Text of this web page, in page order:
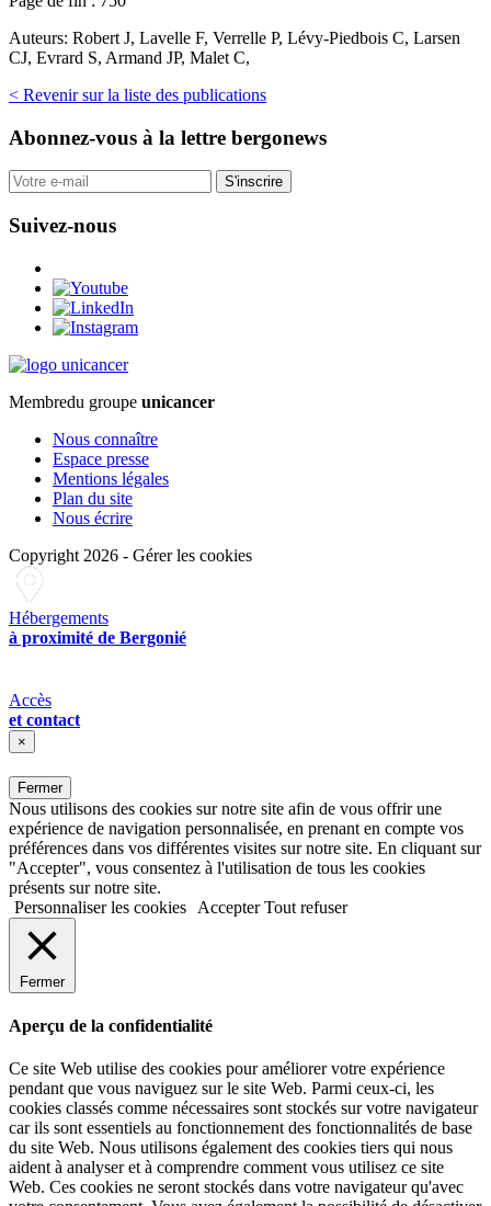
Auteurs: Robert J, Lavelle F, Verrelle P, Lévy-Piedbois C, Larsen
CJ, Evrard S, Armand JP, Malet C,
< Revenir sur la liste des publications
Abonnez-vous à la lettre bergonews
S'inscrire
Suivez-nous
Membredu groupe unicancer
Nous connaître
Espace presse
Mentions légales
Plan du site
Nous écrire
Copyright 2026 - Gérer les cookies
Hébergements
à proximité de Bergonié
Accès
et contact
×
Fermer
Nous utilisons des cookies sur notre site afin de vous offrir une
expérience de navigation personnalisée, en prenant en compte vos
préférences dans vos différentes visites sur notre site. En cliquant sur
"Accepter", vous consentez à l'utilisation de tous les cookies
présents sur notre site.
Personnaliser les cookies
Accepter Tout refuser
Fermer
Aperçu de la confidentialité
Ce site Web utilise des cookies pour améliorer votre expérience
pendant que vous naviguez sur le site Web. Parmi ceux-ci, les
cookies classés comme nécessaires sont stockés sur votre navigateur
car ils sont essentiels au fonctionnement des fonctionnalités de base
du site Web. Nous utilisons également des cookies tiers qui nous
aident à analyser et à comprendre comment vous utilisez ce site
Web. Ces cookies ne seront stockés dans votre navigateur qu'avec